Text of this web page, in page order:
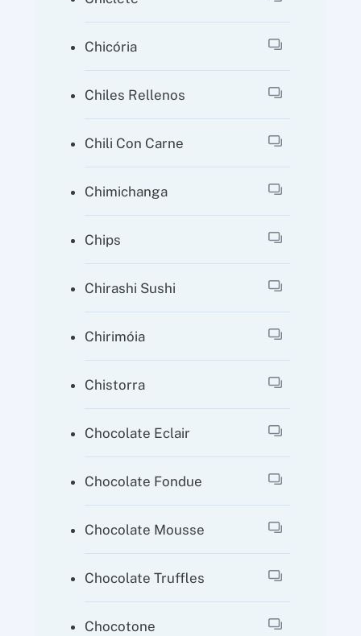
Chicória
Chiles Rellenos
Chili Con Carne
Chimichanga
Chips
Chirashi Sushi
Chirimóia
Chistorra
Chocolate Eclair
Chocolate Fondue
Chocolate Mousse
Chocolate Truffles
Chocotone